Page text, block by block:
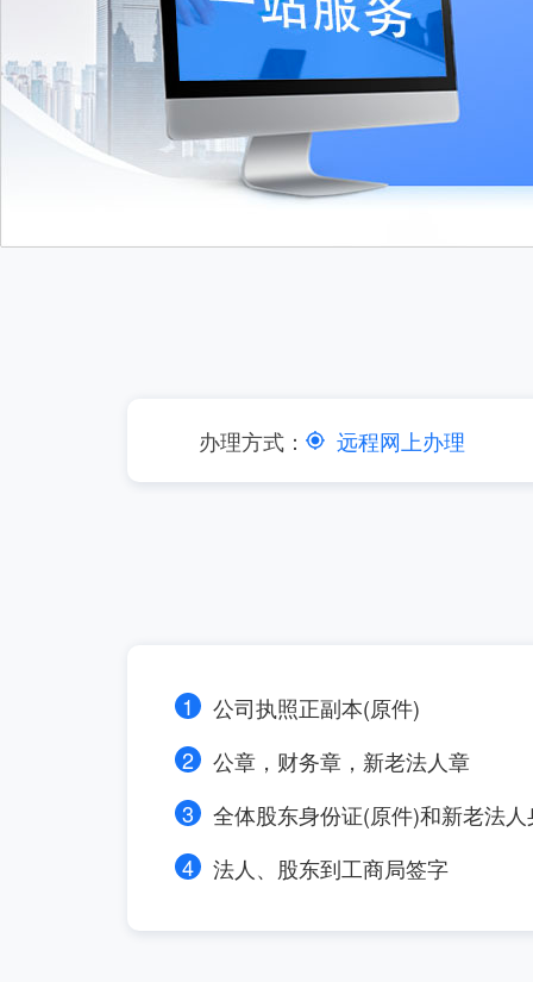
办理方式： 远程网上办理
1
公司执照正副本(原件)
2
公章，财务章，新老法人章
3
全体股东身份证(原件)和新老法
4
法人、股东到工商局签字